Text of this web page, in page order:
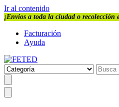
Ir al contenido
¡Envios a toda la ciudad o recolección
Facturación
Ayuda